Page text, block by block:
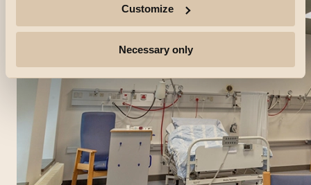
Customize
Necessary only